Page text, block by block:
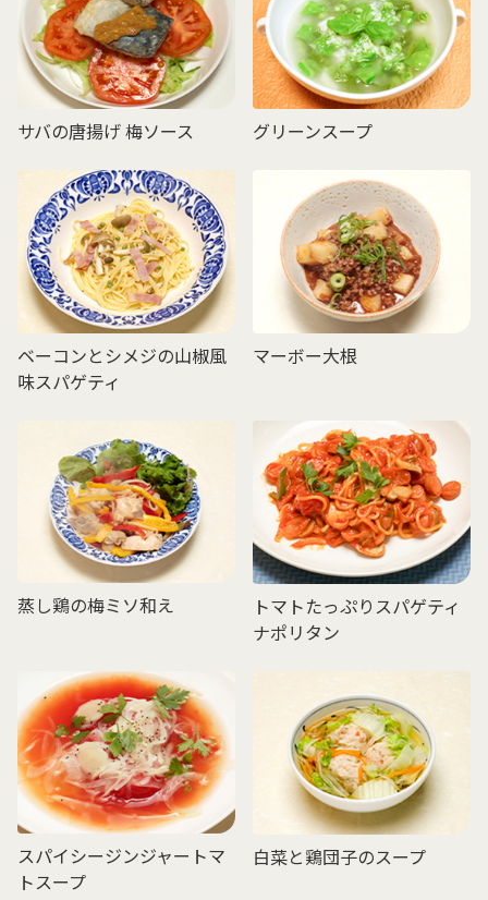
サバの唐揚げ 梅ソース グリーンスープ
ベーコンとシメジの山椒風
味スパゲティ
マーボー大根
蒸し鶏の梅ミソ和え
トマトたっぷりスパゲティ
ナポリタン
スパイシージンジャートマ
トスープ
白菜と鶏団子のスープ